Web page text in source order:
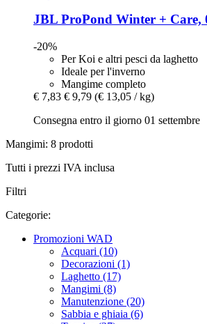
JBL ProPond Winter + Care,
-20%
Per Koi e altri pesci da laghetto
Ideale per l'inverno
Mangime completo
€ 7,83 € 9,79 (€ 13,05 / kg)
Consegna entro il giorno 01 settembre
Mangimi: 8 prodotti
Tutti i prezzi IVA inclusa
Filtri
Categorie:
Promozioni WAD
Acquari (10)
Decorazioni (1)
Laghetto (17)
Mangimi (8)
Manutenzione (20)
Sabbia e ghiaia (6)